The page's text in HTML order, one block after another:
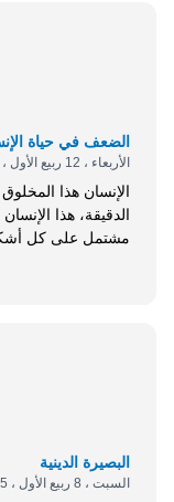
الضعف في حياة
الأربعاء ، 12 ربيع الأول ، 1445 الموافق 27 سبتمبر 2023
الإنسان هذا
الدقيقة، هذا
مشتمل على كل
حد ذاته ضعيف في
البصيرة الدينية
السبت ، 8 ربيع الأول ، 1445 الموافق 23 سبتمبر 2023